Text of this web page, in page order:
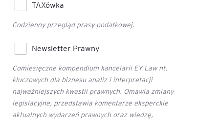
TAXówka
Codzienny przegląd prasy podatkowej.
Newsletter Prawny
Comiesięczne kompendium kancelarii EY Law nt.
kluczowych dla biznesu analiz i interpretacji
najważniejszych kwestii prawnych. Omawia zmiany
legislacyjne, przedstawia komentarze eksperckie
aktualnych wydarzeń prawnych oraz wiedzę,